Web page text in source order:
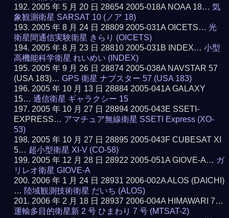
2005 年 5 月 20 日 28654 2005-018A NOAA 18…気
象観測衛星 SARSAT 10 (ノア 18)
2005 年 8 月 24 日 28809 2005-031A OICETS…光
衛星間通信実験衛星 きらり (OICETS)
2005 年 8 月 23 日 28810 2005-031B INDEX…小型
高機能科学衛星 れいめい (INDEX)
2005 年 9 月 26 日 28874 2005-038A NAVSTAR 57
(USA 183)…GPS 衛星 ナブスター 57 (USA 183)
2005 年 10 月 13 日 28884 2005-041A GALAXY
15…通信衛星 ギャラクシー 15
2005 年 10 月 27 日 28894 2005-043E SSETI-
EXPRESS… アマチュア無線衛星 SSETI Express (XO-
53)
2005 年 10 月 27 日 28895 2005-043F CUBESAT XI
5… 超小型衛星 XI-V (CO-58)
2005 年 12 月 28 日 28922 2005-051A GIOVE-A… ガ
リレオ衛星 GIOVE-A
2006 年 1 月 24 日 28931 2006-002A ALOS (DAICHI)
… 陸域観測技術衛星 だいち (ALOS)
2006 年 2 月 18 日 28937 2006-004A HIMAWARI 7…
運輸多目的衛星新 2 号 ひまわり 7 号 (MTSAT-2)